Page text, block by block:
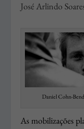
José Arlindo
Daniel Cohn-
As mobilizações